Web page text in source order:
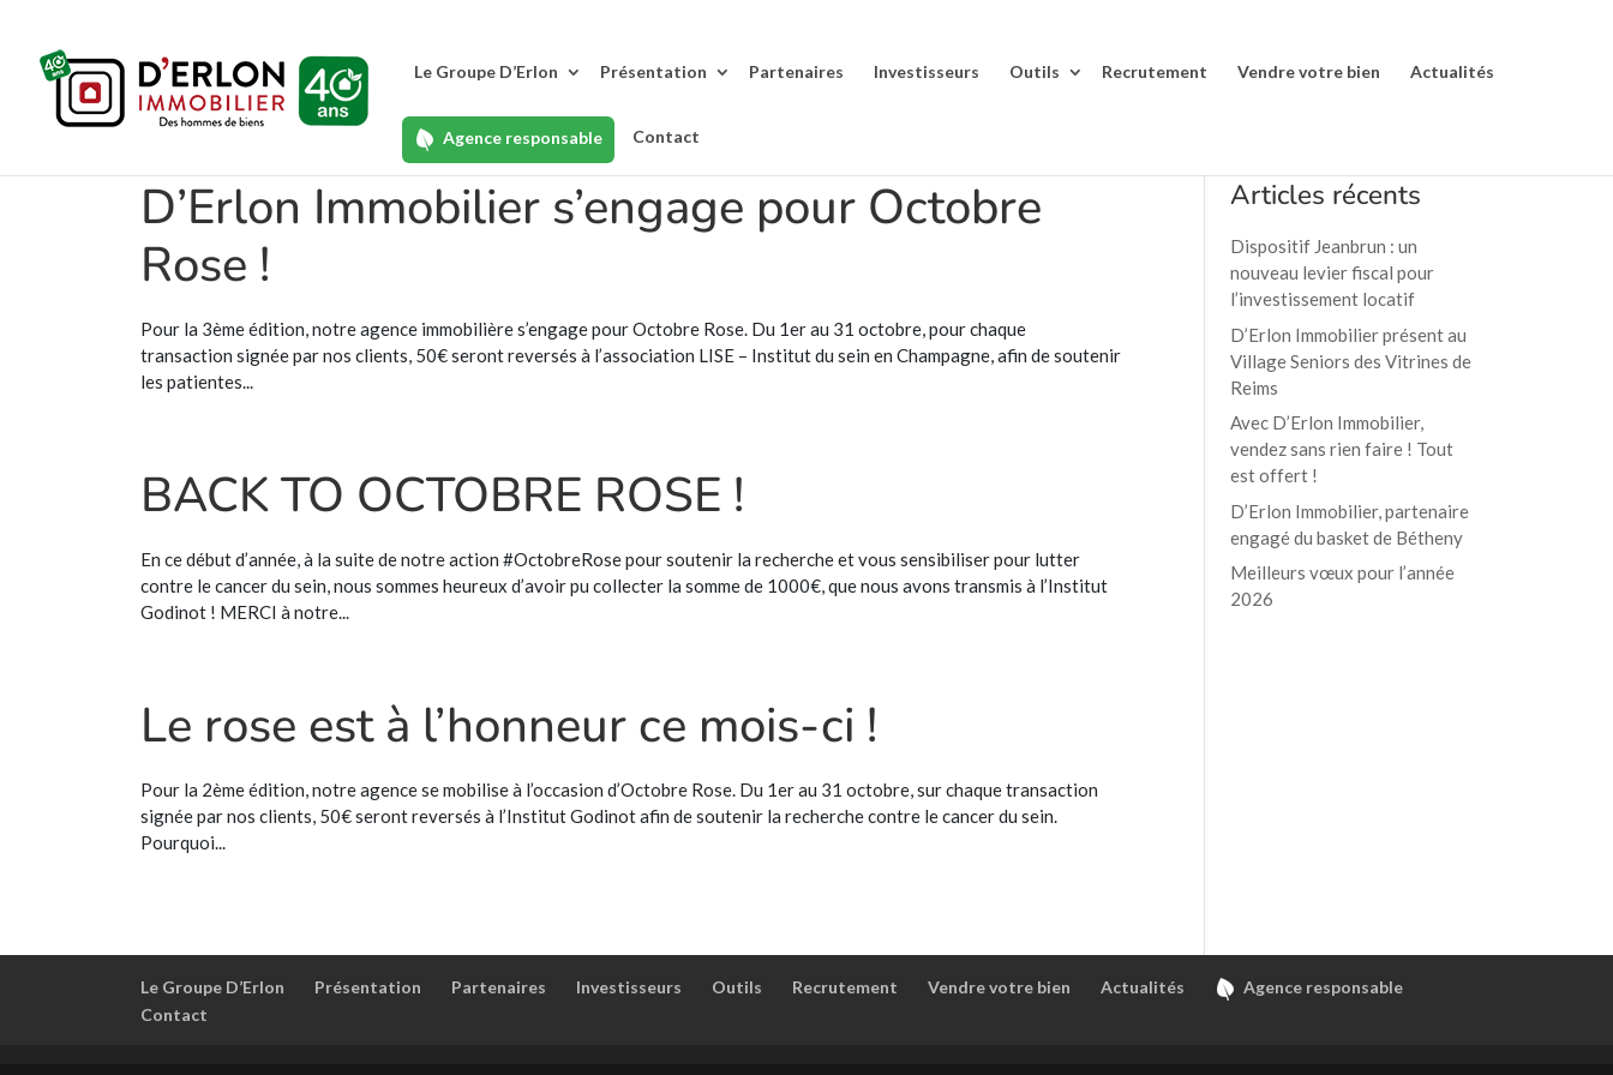
Le Groupe D’Erlon Présentation Partenaires Investisseurs Outils Recrutement Vendre votre bien Actualités
Agence responsable Contact
D’Erlon Immobilier s’engage pour Octobre
Rose !
Pour la 3ème édition, notre agence immobilière s’engage pour Octobre Rose. Du 1er au 31 octobre, pour chaque
transaction signée par nos clients, 50€ seront reversés à l’association LISE – Institut du sein en Champagne, afin de soutenir
les patientes...
BACK TO OCTOBRE ROSE !
En ce début d’année, à la suite de notre action #OctobreRose pour soutenir la recherche et vous sensibiliser pour lutter
contre le cancer du sein, nous sommes heureux d’avoir pu collecter la somme de 1000€, que nous avons transmis à l’Institut
Godinot ! MERCI à notre...
Le rose est à l’honneur ce mois-ci !
Pour la 2ème édition, notre agence se mobilise à l’occasion d’Octobre Rose. Du 1er au 31 octobre, sur chaque transaction
signée par nos clients, 50€ seront reversés à l’Institut Godinot afin de soutenir la recherche contre le cancer du sein.
Pourquoi...
Articles récents
Dispositif Jeanbrun : un
nouveau levier fiscal pour
l’investissement locatif
D’Erlon Immobilier présent au
Village Seniors des Vitrines de
Reims
Avec D’Erlon Immobilier,
vendez sans rien faire ! Tout
est offert !
D’Erlon Immobilier, partenaire
engagé du basket de Bétheny
Meilleurs vœux pour l’année
2026
Le Groupe D’Erlon Présentation Partenaires Investisseurs Outils Recrutement Vendre votre bien Actualités
Agence responsable
Contact